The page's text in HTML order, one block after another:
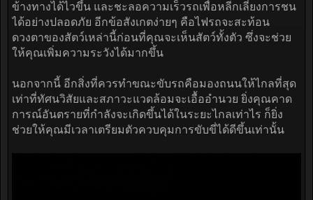
ข้างทางได้ไวขึ้น และชะลอความเร็วรถเพื่อหลีกเลี่ยงการชน
ได้อย่างปลอดภัย อีกข้อสังเกตง่ายๆ คือไฟรถจะสะท้อน
ดวงตาของสัตว์เหล่านี้ก่อนที่คุณจะเห็นสัตว์ทั้งตัว ซึ่งจะช่วย
ให้คุณเพิ่มความระวังได้มากขึ้น
นอกจากนี้ อีกสิ่งที่ควรทำขณะขับรถคือมองถนนให้ไกลที่สุด
เท่าที่ทัศนวิสัยและสภาวะแวดล้อมจะเอื้ออำนวย ยิ่งคุณคาด
การณ์อันตรายที่กำลังจะเกิดขึ้นได้ในระยะไกลเท่าไร ก็ยิ่ง
ช่วยให้คุณมีเวลาเตรียมตัวควบคุมการขับขี่ได้ดีขึ้นเท่านั้น